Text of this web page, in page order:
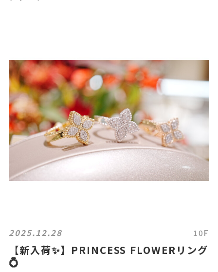
2025.12.28 10F
【新入荷✨】PRINCESS FLOWERリング
💍